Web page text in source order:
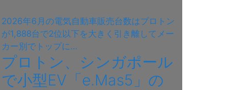
2026年6月の電気自動車販売台数はプロトン
が1,888台で2位以下を大きく引き離してメー
カー別でトップに…
プロトン、シンガポール
で小型EV「e.Mas5」の